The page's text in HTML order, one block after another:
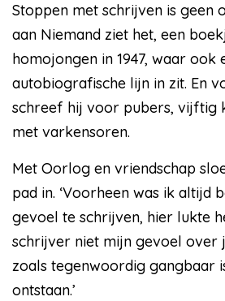
Stoppen met schrijven is geen
aan Niemand ziet het, een
homojongen in 1947, waar ook
autobiografische lijn in zit. En
schreef hij voor pubers, vijftig
met varkensoren.
Met Oorlog en vriendschap
pad in. ‘Voorheen was ik altijd
gevoel te schrijven, hier lukte
schrijver niet mijn gevoel over
zoals tegenwoordig gangbaar
ontstaan.’